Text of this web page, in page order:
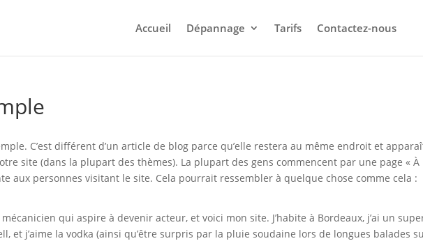
Accueil Dépannage Tarifs Contactez-nous
C’est différent d’un article de blog parce qu’elle restera au même endroit et
site (dans la plupart des thèmes). La plupart des gens commencent par une page « À
aux personnes visitant le site. Cela pourrait ressembler à quelque chose comme cela :
qui aspire à devenir acteur, et voici mon site. J’habite à Bordeaux, j’ai un
et j’aime la vodka (ainsi qu’être surpris par la pluie soudaine lors de longues balades